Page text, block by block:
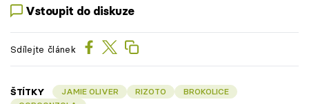
Vstoupit do diskuze
Sdílejte článek
ŠTÍTKY JAMIE OLIVER RIZOTO
BROKOLICE